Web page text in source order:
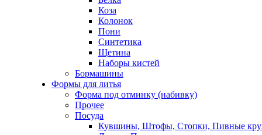
Коза
Колонок
Пони
Синтетика
Щетина
Наборы кистей
Бормашины
Формы для литья
Форма под отминку (набивку)
Прочее
Посуда
Кувшины, Штофы, Стопки, Пивные